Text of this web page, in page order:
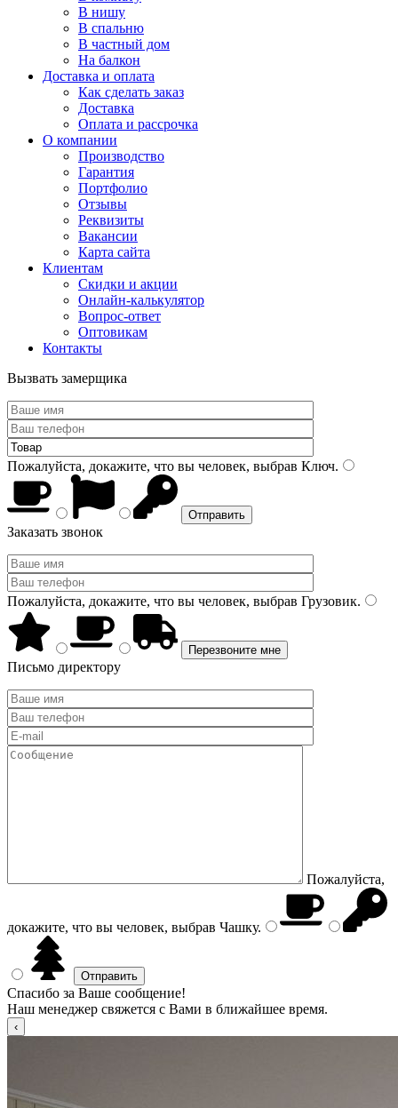
В нишу
В спальню
В частный дом
На балкон
Доставка и оплата
Как сделать заказ
Доставка
Оплата и рассрочка
О компании
Производство
Гарантия
Портфолио
Отзывы
Реквизиты
Вакансии
Карта сайта
Клиентам
Скидки и акции
Онлайн-калькулятор
Вопрос-ответ
Оптовикам
Контакты
Вызвать замерщика
Пожалуйста, докажите, что вы человек, выбрав Ключ.
Заказать звонок
Пожалуйста, докажите, что вы человек, выбрав Грузовик.
Письмо директору
Пожалуйста,
докажите, что вы человек, выбрав Чашку.
Спасибо за Ваше сообщение!
Наш менеджер свяжется с Вами в ближайшее время.